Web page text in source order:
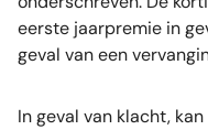
eerste jaarpremie in
geval van een
In geval van klacht,